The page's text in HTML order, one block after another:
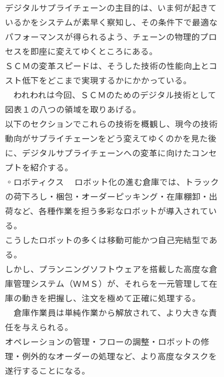
デジタルサプライチェーンの主目的は、いま何が起きて
いるかをシステムが素早く察知し、その条件下で最適な
パフォーマンスが得られるよう、チェーンの物理的プロ
セスを即座に変えてゆくところにある。
ＳＣＭの変革スピードは、そうした技術の性能向上とコ
スト低下をどこまで実現するかにかかっている。
われわれは今回、ＳＣＭのためのデジタル技術として
図表１の八つの領域を取りあげる。
以下のセクションでこれらの技術を概観し、現今の技術
動向がサプライチェーンをどう変えてゆくのかを見た後
に、デジタルサプライチェーンへの変革に向けたコンセ
プトを紹介する。
◦ロボティクス ロボット化の進む倉庫では、トラック
の荷下ろし・梱包・オーダーピッキング・在庫棚卸・出
荷など、各種作業を担う多彩なロボットが導入されてい
る。
こうしたロボットの多くは移動可能かつ自己完結型であ
る。
しかし、プランニングソフトウェアを搭載した高度な倉
庫管理システム（ＷＭＳ）が、それらを一元管理して在
庫の動きを把握し、注文を極めて正確に処理する。
倉庫作業員は単純作業から解放されて、より大きな責
任を与えられる。
オペレーションの管理・フローの調整・ロボットの修
理・例外的なオーダーの処理など、より高度なタスクを
遂行することになる。